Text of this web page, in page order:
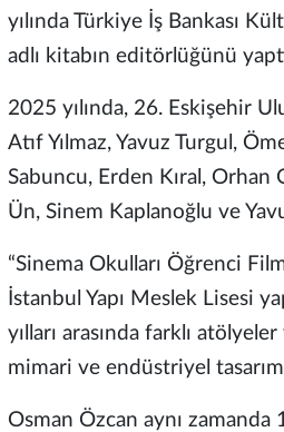
yılında Türkiye İş Bankası
adlı kitabın editörlüğünü
2025 yılında, 26. Eskişehir
Atıf Yılmaz, Yavuz Turgul,
Sabuncu, Erden Kıral,
Ün, Sinem Kaplanoğlu ve
“Sinema Okulları Öğrenci
İstanbul Yapı Meslek Lisesi
yılları arasında farklı
mimari ve endüstriyel
Osman Özcan aynı